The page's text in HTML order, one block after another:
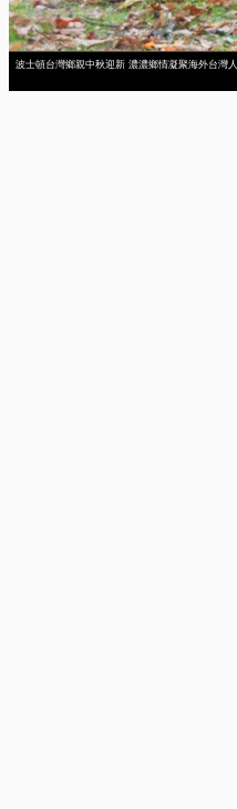
波士頓台灣鄉親中秋迎新 濃濃鄉情凝聚海外台灣人